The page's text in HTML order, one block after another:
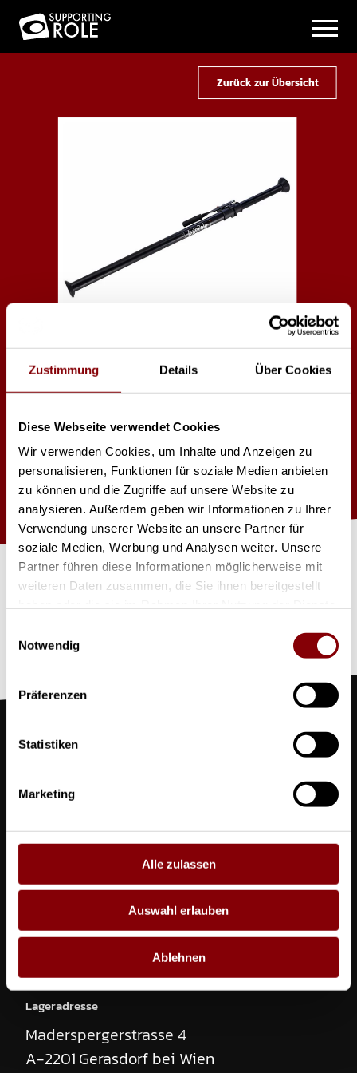
Zustimmung Details Über Cookies
Diese Webseite verwendet Cookies
Wir verwenden Cookies, um Inhalte und Anzeigen zu
personalisieren, Funktionen für soziale Medien anbieten
zu können und die Zugriffe auf unsere Website zu
analysieren. Außerdem geben wir Informationen zu Ihrer
Verwendung unserer Website an unsere Partner für
soziale Medien, Werbung und Analysen weiter. Unsere
Partner führen diese Informationen möglicherweise mit
weiteren Daten zusammen, die Sie ihnen bereitgestellt
Notwendig
Präferenzen
Statistiken
Marketing
Alle zulassen
Auswahl erlauben
Ablehnen
Zurück zur Übersicht
Manfrotto Autopole
Klemmbereich: 210cm bis 370cm
Gewicht 2,1kg
J
et
zt
Pr
o
d
u
kt
a
nfr
a
g
e
n
Manfrotto Autopole
Stückzahl
Telefon
E-Mail
office@supporting-role.at
Anschrift
Attemsgasse 7 / C32
A-1220Wien
Lageradresse
Maderspergerstrasse 4
A-2201 Gerasdorf bei Wien